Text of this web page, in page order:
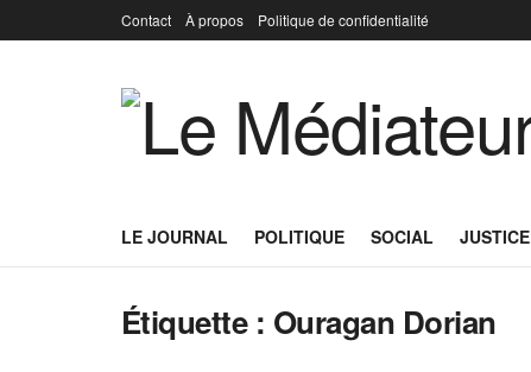
Contact À propos Politique de confidentialité
LE JOURNAL POLITIQUE SOCIAL JUSTICE
Étiquette : Ouragan Dorian